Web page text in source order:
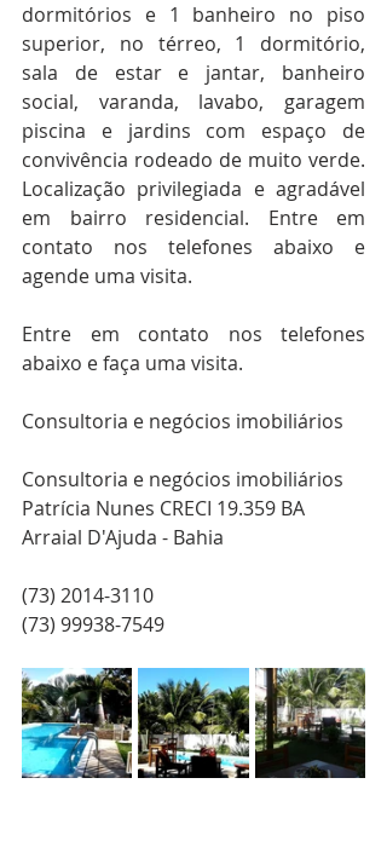
dormitórios e 1 banheiro no piso
superior, no térreo, 1 dormitório,
sala de estar e jantar, banheiro
social, varanda, lavabo, garagem
piscina e jardins com espaço de
convivência rodeado de muito verde.
Localização privilegiada e agradável
em bairro residencial. Entre em
contato nos telefones abaixo e
agende uma visita.
Entre em contato nos telefones
abaixo e faça uma visita.
Consultoria e negócios imobiliários
Consultoria e negócios imobiliários
Patrícia Nunes CRECI 19.359 BA
Arraial D'Ajuda - Bahia
(73) 2014-3110
(73) 99938-7549